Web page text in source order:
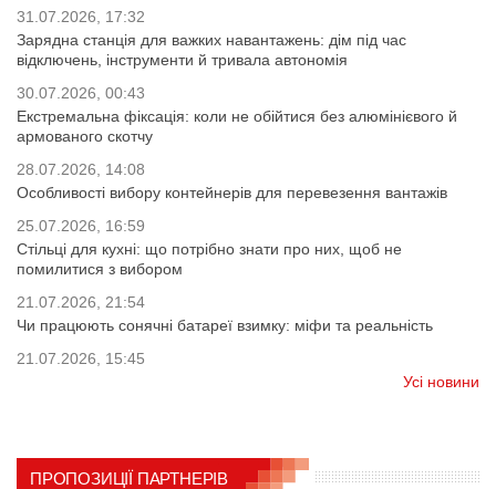
31.07.2026, 17:32
Зарядна станція для важких навантажень: дім під час
відключень, інструменти й тривала автономія
30.07.2026, 00:43
Екстремальна фіксація: коли не обійтися без алюмінієвого й
армованого скотчу
28.07.2026, 14:08
Особливості вибору контейнерів для перевезення вантажів
25.07.2026, 16:59
Стільці для кухні: що потрібно знати про них, щоб не
помилитися з вибором
21.07.2026, 21:54
Чи працюють сонячні батареї взимку: міфи та реальність
21.07.2026, 15:45
Усі новини
ПРОПОЗИЦІЇ ПАРТНЕРІВ